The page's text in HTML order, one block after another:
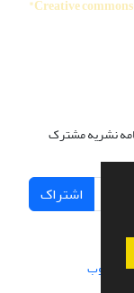
نشریه مشترک
اشتراک
سیناوب